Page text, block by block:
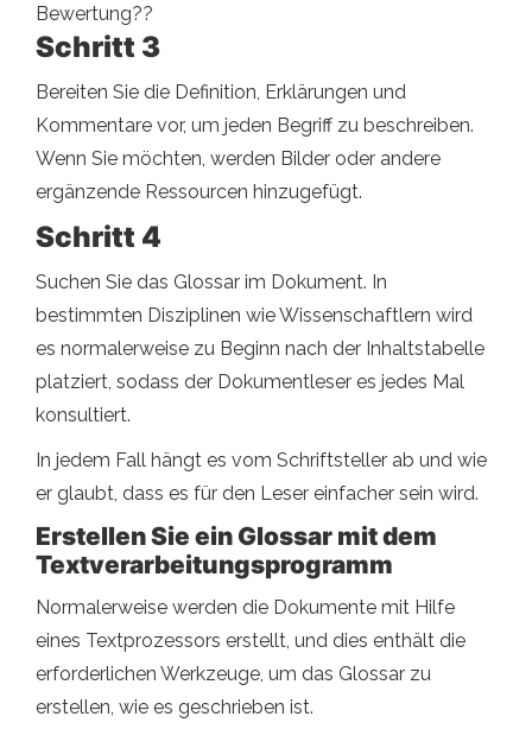
Bewertung??
Schritt 3
Bereiten Sie die Definition, Erklärungen und
Kommentare vor, um jeden Begriff zu beschreiben.
Wenn Sie möchten, werden Bilder oder andere
ergänzende Ressourcen hinzugefügt.
Schritt 4
Suchen Sie das Glossar im Dokument. In
bestimmten Disziplinen wie Wissenschaftlern wird
es normalerweise zu Beginn nach der Inhaltstabelle
platziert, sodass der Dokumentleser es jedes Mal
konsultiert.
In jedem Fall hängt es vom Schriftsteller ab und wie
er glaubt, dass es für den Leser einfacher sein wird.
Erstellen Sie ein Glossar mit dem
Textverarbeitungsprogramm
Normalerweise werden die Dokumente mit Hilfe
eines Textprozessors erstellt, und dies enthält die
erforderlichen Werkzeuge, um das Glossar zu
erstellen, wie es geschrieben ist.